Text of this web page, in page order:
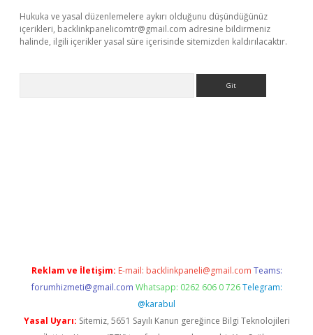
Hukuka ve yasal düzenlemelere aykırı olduğunu düşündüğünüz
içerikleri, backlinkpanelicomtr@gmail.com adresine bildirmeniz
halinde, ilgili içerikler yasal süre içerisinde sitemizden kaldırılacaktır.
Reklam ve İletişim: E-mail: backlinkpaneli@gmail.com Teams:
forumhizmeti@gmail.com Whatsapp: 0262 606 0 726 Telegram:
@karabul
Yasal Uyarı: Sitemiz, 5651 Sayılı Kanun gereğince Bilgi Teknolojileri